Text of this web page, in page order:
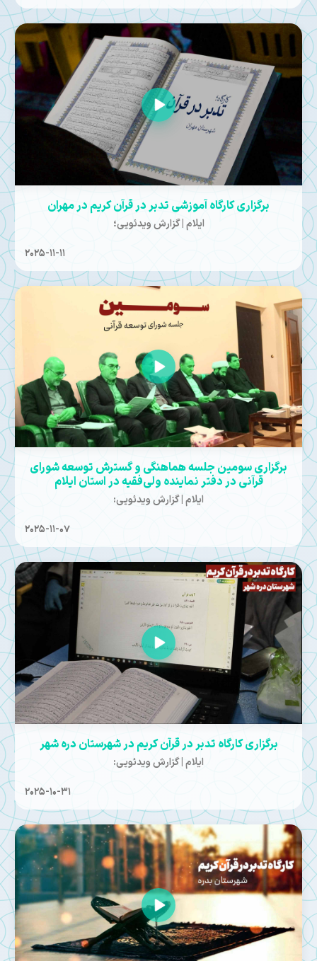
برگزاری کارگاه آموزشی تدبر در قرآن کریم در مهران
ایلام | گزارش ویدئویی؛
2025-11-11
برگزاری سومین جلسه هماهنگی و گسترش توسعه شورای
قرآنی در دفتر نماینده ولی‌فقیه در استان ایلام
ایلام | گزارش ویدئویی:
2025-11-07
برگزاری کارگاه تدبر در قرآن کریم در شهرستان دره شهر
ایلام | گزارش ویدئویی:
2025-10-31